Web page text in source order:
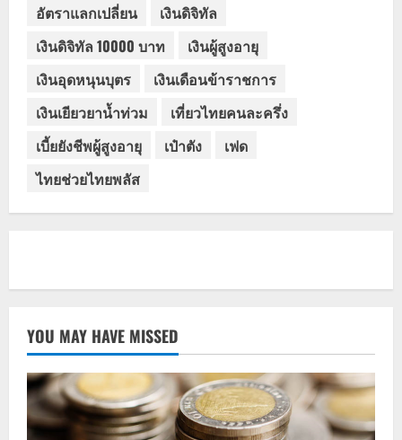
อัตราแลกเปลี่ยน
เงินดิจิทัล
เงินดิจิทัล 10000 บาท
เงินผู้สูงอายุ
เงินอุดหนุนบุตร
เงินเดือนข้าราชการ
เงินเยียวยาน้ำท่วม
เที่ยวไทยคนละครึ่ง
เบี้ยยังชีพผู้สูงอายุ
เป๋าตัง
เฟด
ไทยช่วยไทยพลัส
YOU MAY HAVE MISSED